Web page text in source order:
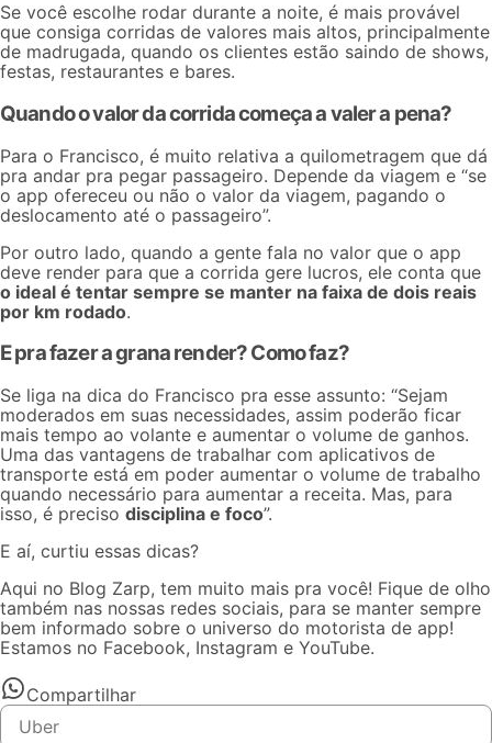
Se você escolhe rodar durante a noite, é mais provável
que consiga corridas de valores mais altos, principalmente
de madrugada, quando os clientes estão saindo de shows,
festas, restaurantes e bares.
Quando o valor da corrida começa a valer a pena?
Para o Francisco, é muito relativa a quilometragem que dá
pra andar pra pegar passageiro. Depende da viagem e “se
o app ofereceu ou não o valor da viagem, pagando o
deslocamento até o passageiro”.
Por outro lado, quando a gente fala no valor que o app
deve render para que a corrida gere lucros, ele conta que
o ideal é tentar sempre se manter na faixa de dois reais
por km rodado.
E pra fazer a grana render? Como faz?
Se liga na dica do Francisco pra esse assunto: “Sejam
moderados em suas necessidades, assim poderão ficar
mais tempo ao volante e aumentar o volume de ganhos.
Uma das vantagens de trabalhar com aplicativos de
transporte está em poder aumentar o volume de trabalho
quando necessário para aumentar a receita. Mas, para
isso, é preciso disciplina e foco”.
E aí, curtiu essas dicas?
Aqui no Blog Zarp, tem muito mais pra você! Fique de olho
também nas nossas redes sociais, para se manter sempre
bem informado sobre o universo do motorista de app!
Estamos no Facebook, Instagram e YouTube.
Compartilhar